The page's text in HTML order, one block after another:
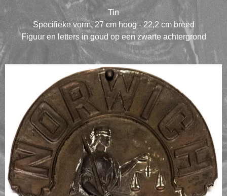
Tin
Specifieke vorm, 27 cm hoog - 22,2 cm breed
Figuur en letters in goud op een zwarte achtergrond